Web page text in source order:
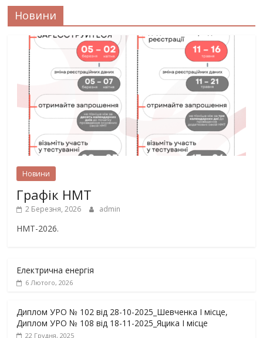
Новини
Новини
Графік НМТ
2 Березня, 2026 admin
НМТ-2026.
Електрична енергія
6 Лютого, 2026
Диплом УРО № 102 від 28-10-2025_Шевченка І місце,
Диплом УРО № 108 від 18-11-2025_Яцика І місце
22 Грудня, 2025